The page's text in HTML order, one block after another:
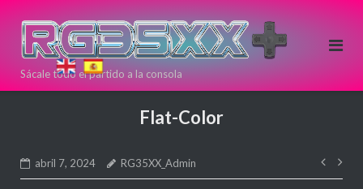
contenido
Sácale todo el partido a la consola
Flat-Color
abril 7, 2024 RG35XX_Admin
Si estas
comprar una
consola Retro